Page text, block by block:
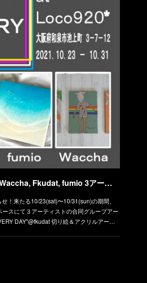
"ART EVERY DAY" Waccha, Fkudat, fumio 3アーティスト合同個展イベント
！来たる10/23(sat)〜10/31(sun)の期間、
スにて３アーティストの合同グループアー
DAY"@fkudat 切り絵＆アクリルアー…